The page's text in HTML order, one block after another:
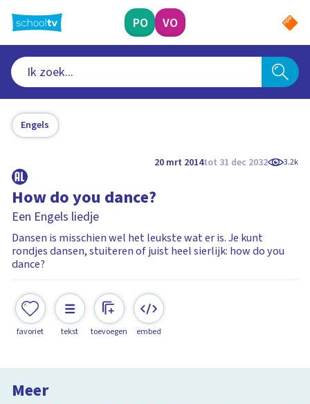
naar
hoofdinhoud
PO VO
Engels
20 mrt 2014tot 31 dec 2032 3.2k
How do you dance?
Een Engels liedje
Dansen is misschien wel het leukste wat er is. Je kunt
rondjes dansen, stuiteren of juist heel sierlijk: how do you
dance?
favoriet tekst toevoegen embed
Meer